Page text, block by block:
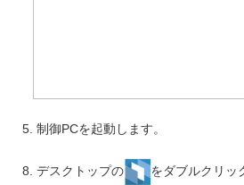
5. 制御PCを起動します。
8. デスクトップの
をダブルクリッ